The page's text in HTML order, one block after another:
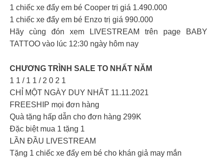
1 chiếc xe đẩy em bé Cooper trị giá 1.490.000
1 chiếc xe đẩy em bé Enzo trị giá 990.000
Hãy cùng đón xem LIVESTREAM trên page BABY
TATTOO vào lúc 12:30 ngày hôm nay
CHƯƠNG TRÌNH SALE TO NHẤT NĂM
1 1 / 1 1 / 2 0 2 1
CHỈ MỘT NGÀY DUY NHẤT 11.11.2021
FREESHIP mọi đơn hàng
Quà tặng hấp dẫn cho đơn hàng 299K
Đặc biệt mua 1 tặng 1
LẦN ĐẦU LIVESTREAM
Tặng 1 chiếc xe đẩy em bé cho khán giả may mắn